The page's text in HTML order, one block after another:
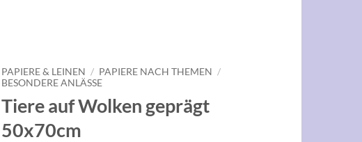
PAPIERE & LEINEN / PAPIERE NACH THEMEN /
BESONDERE ANLÄSSE
Tiere auf Wolken geprägt
50x70cm